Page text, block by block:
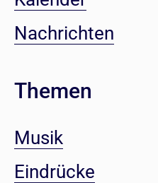
Nachrichten
Themen
Musik
Eindrücke